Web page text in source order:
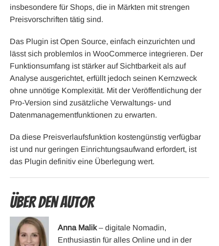
insbesondere für Shops, die in Märkten mit strengen
Preisvorschriften tätig sind.
Das Plugin ist Open Source, einfach einzurichten und
lässt sich problemlos in WooCommerce integrieren. Der
Funktionsumfang ist stärker auf Sichtbarkeit als auf
Analyse ausgerichtet, erfüllt jedoch seinen Kernzweck
ohne unnötige Komplexität. Mit der Veröffentlichung der
Pro-Version sind zusätzliche Verwaltungs- und
Datenmanagementfunktionen zu erwarten.
Da diese Preisverlaufsfunktion kostengünstig verfügbar
ist und nur geringen Einrichtungsaufwand erfordert, ist
das Plugin definitiv eine Überlegung wert.
Über den Autor
Anna Malik– digitale Nomadin,
Enthusiastin für alles Online und in der